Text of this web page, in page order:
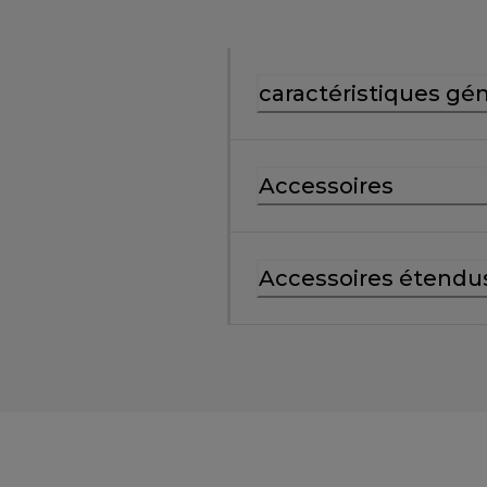
caractéristiques
Accessoires
Accessoires